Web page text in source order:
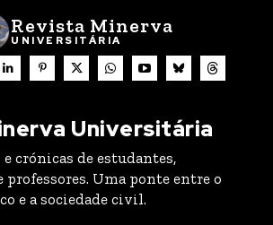
Revista Minerva
UNIVERSITÁRIA
Universitária
crónicas de estudantes,
Uma ponte entre o
e a sociedade civil.